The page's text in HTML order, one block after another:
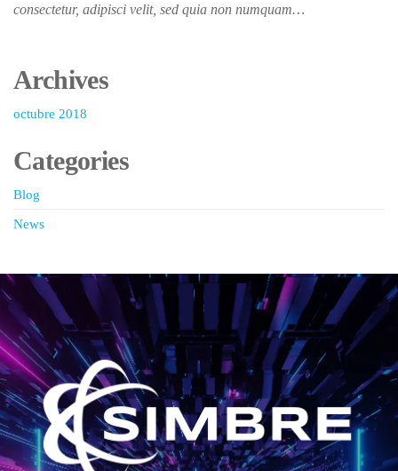
consectetur, adipisci velit, sed quia non numquam…
Archives
octubre 2018
Categories
Blog
News